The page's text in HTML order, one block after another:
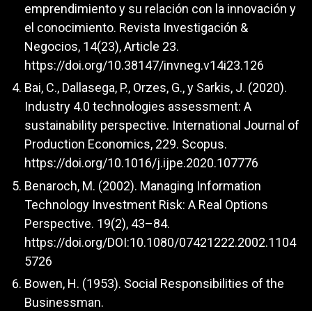
emprendimiento y su relación con la innovación y
el conocimiento. Revista Investigación &
Negocios, 14(23), Article 23.
https://doi.org/10.38147/invneg.v14i23.126
Bai, C., Dallasega, P., Orzes, G., y Sarkis, J. (2020).
Industry 4.0 technologies assessment: A
sustainability perspective. International Journal of
Production Economics, 229. Scopus.
https://doi.org/10.1016/j.ijpe.2020.107776
Benaroch, M. (2002). Managing Information
Technology Investment Risk: A Real Options
Perspective. 19(2), 43–84.
https://doi.org/DOI:10.1080/07421222.2002.1104
5726
Bowen, H. (1953). Social Responsibilities of the
Businessman.